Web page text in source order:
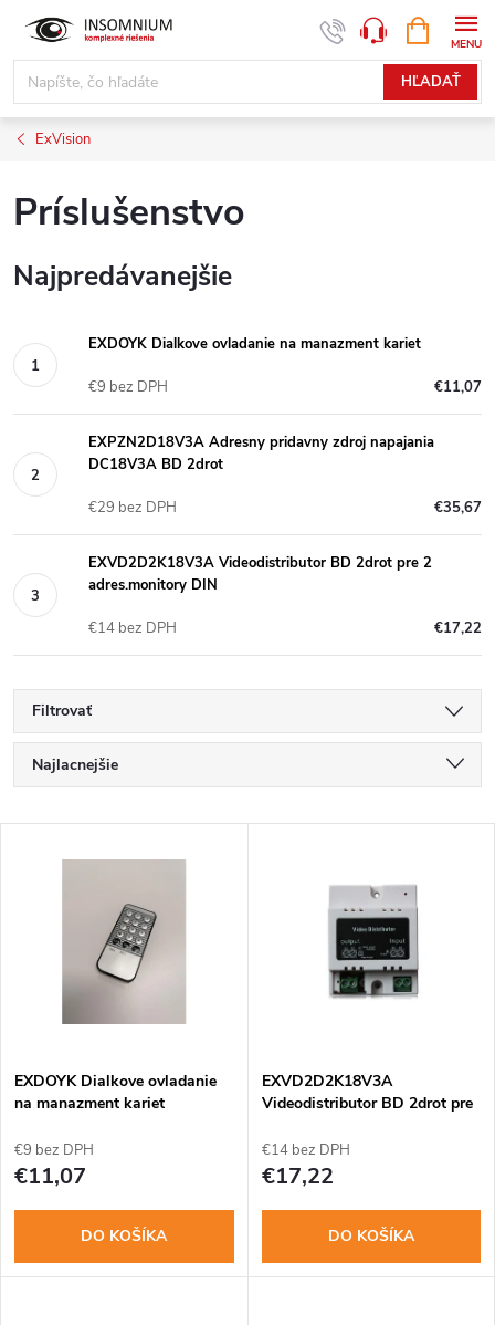
obsah
HĽADAŤ
KOŠÍK
ExVision
Príslušenstvo
Najpredávanejšie
EXDOYK Dialkove ovladanie na manazment kariet
€11,07
€9 bez DPH
EXPZN2D18V3A Adresny pridavny zdroj napajania
DC18V3A BD 2drot
€35,67
€29 bez DPH
EXVD2D2K18V3A Videodistributor BD 2drot pre 2
adres.monitory DIN
€17,22
€14 bez DPH
Filtrovať
R
a
e
p
r
o
Najlacnejšie
s
p
r
d
EXDOYK Dialkove ovladanie
na manazment kariet
€9 bez DPH
€11,07
DO KOŠÍKA
EXVD2D2K18V3A
Videodistributor BD 2drot pre
€14 bez DPH
€17,22
DO KOŠÍKA
www.insomnium.sk - Chat